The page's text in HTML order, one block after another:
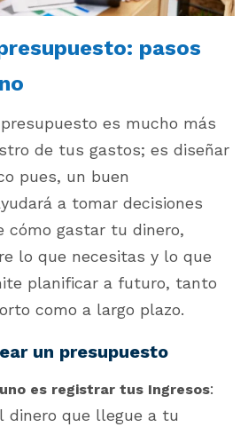
pasos
es mucho más
de tus gastos; es diseñar
pues, un buen
a tomar decisiones
cómo gastar tu dinero,
lo que necesitas y lo que
planificar a futuro, tanto
como a largo plazo.
un presupuesto
es registrar tus Ingresos:
dinero que llegue a tu